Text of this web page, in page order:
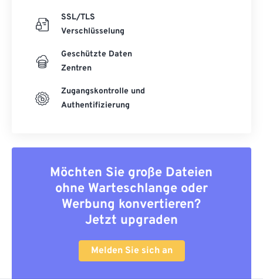
SSL/TLS
Verschlüsselung
Geschützte Daten
Zentren
Zugangskontrolle und
Authentifizierung
Möchten Sie große Dateien
ohne Warteschlange oder
Werbung konvertieren?
Jetzt upgraden
Melden Sie sich an